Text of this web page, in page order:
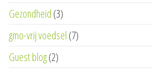
Gezondheid (3)
gmo-vrij voedsel (7)
Guest blog(2)